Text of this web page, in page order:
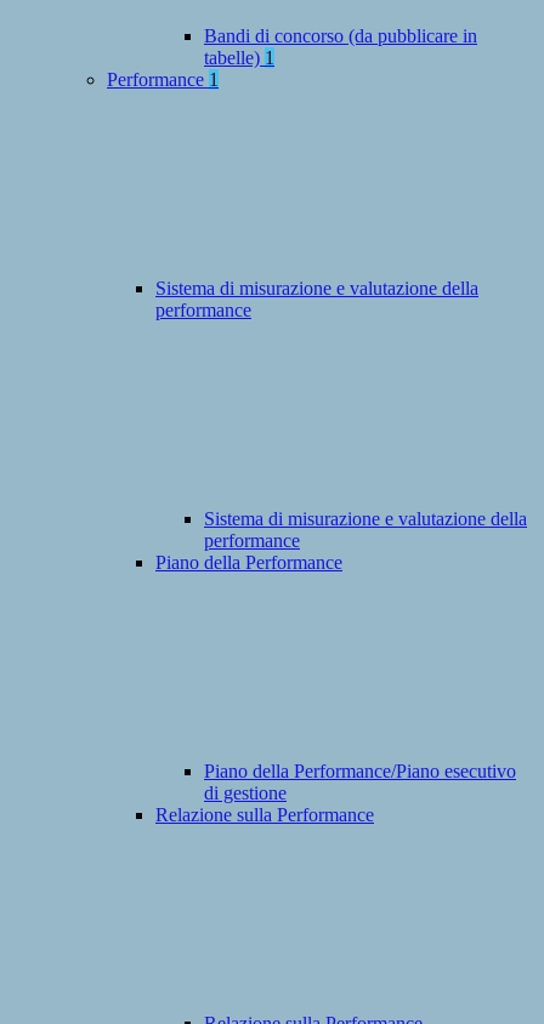
Bandi di concorso (da pubblicare in
tabelle) 1
Performance 1
Sistema di misurazione e valutazione della
performance
Sistema di misurazione e valutazione della
performance
Piano della Performance
Piano della Performance/Piano esecutivo
di gestione
Relazione sulla Performance